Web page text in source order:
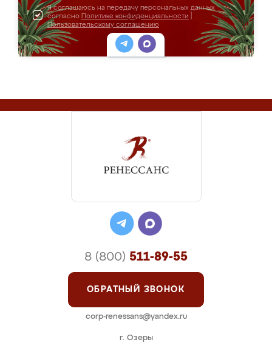
Я соглашаюсь на передачу персональных данных
согласно Политике конфиденциальности
Пользовательскому соглашению
г. Озеры
8 (800) 511-89-55
ОБРАТНЫЙ ЗВОНОК
corp-renessans@yandex.ru